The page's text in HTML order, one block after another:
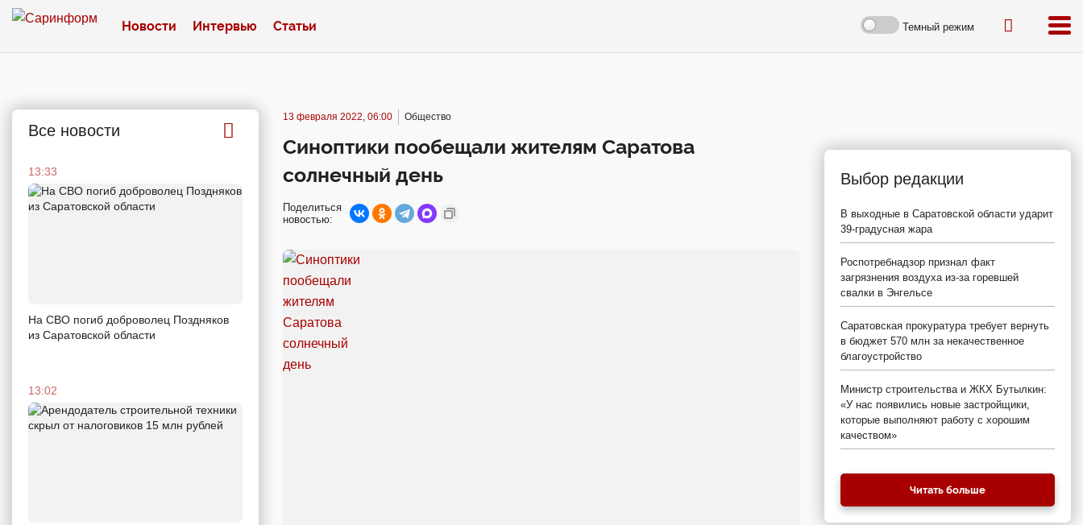
Новости Интервью Статьи Темный режим
Все новости
13:33
На СВО погиб доброволец Поздняков
из Саратовской области
13:02
13 февраля 2022, 06:00 Общество
Синоптики пообещали жителям Саратова
солнечный день
Поделиться
новостью:
Выбор редакции
В выходные в Саратовской области ударит
39-градусная жара
Роспотребнадзор признал факт
загрязнения воздуха из-за горевшей
свалки в Энгельсе
Саратовская прокуратура требует вернуть
в бюджет 570 млн за некачественное
благоустройство
Министр строительства и ЖКХ Бутылкин:
«У нас появились новые застройщики,
которые выполняют работу с хорошим
качеством»
Читать больше